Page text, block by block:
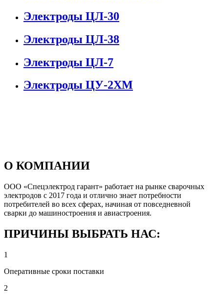
Электроды ЦЛ-30
Электроды ЦЛ-38
Электроды ЦЛ-7
Электроды ЦУ-2ХМ
О КОМПАНИИ
ООО «Спецэлектрод гарант» работает на рынке сварочных
электродов с 2017 года и отлично знает потребности
потребителей во всех сферах, начиная от повседневной
сварки до машиностроения и авиастроения.
ПРИЧИНЫ ВЫБРАТЬ НАС:
1
Оперативные сроки поставки
2